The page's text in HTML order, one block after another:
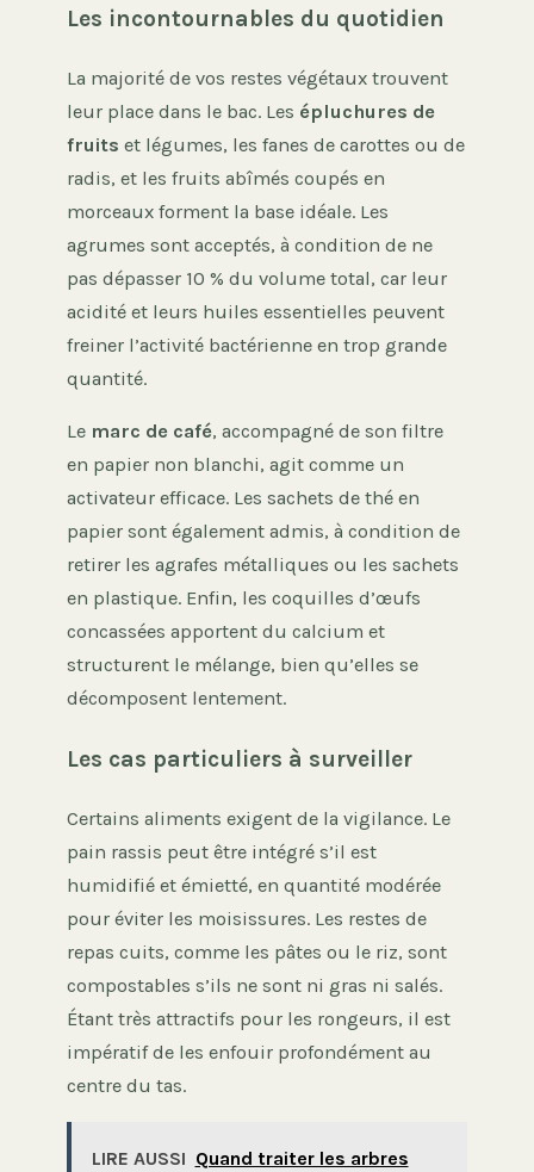
Les incontournables du quotidien
La majorité de vos restes végétaux trouvent
leur place dans le bac. Les épluchures de
fruits et légumes, les fanes de carottes ou de
radis, et les fruits abîmés coupés en
morceaux forment la base idéale. Les
agrumes sont acceptés, à condition de ne
pas dépasser 10 % du volume total, car leur
acidité et leurs huiles essentielles peuvent
freiner l’activité bactérienne en trop grande
quantité.
Le marc de café, accompagné de son filtre
en papier non blanchi, agit comme un
activateur efficace. Les sachets de thé en
papier sont également admis, à condition de
retirer les agrafes métalliques ou les sachets
en plastique. Enfin, les coquilles d’œufs
concassées apportent du calcium et
structurent le mélange, bien qu’elles se
décomposent lentement.
Les cas particuliers à surveiller
Certains aliments exigent de la vigilance. Le
pain rassis peut être intégré s’il est
humidifié et émietté, en quantité modérée
pour éviter les moisissures. Les restes de
repas cuits, comme les pâtes ou le riz, sont
compostables s’ils ne sont ni gras ni salés.
Étant très attractifs pour les rongeurs, il est
impératif de les enfouir profondément au
centre du tas.
LIRE AUSSI Quand traiter les arbres